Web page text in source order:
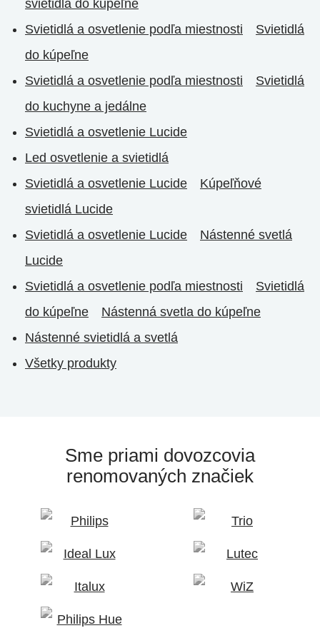
svietidlá do kúpeľne
Svietidlá a osvetlenie podľa miestnosti
Svietidlá
do kúpeľne
Svietidlá a osvetlenie podľa miestnosti
Svietidlá
do kuchyne a jedálne
Svietidlá a osvetlenie Lucide
Led osvetlenie a svietidlá
Svietidlá a osvetlenie Lucide
Kúpeľňové
svietidlá Lucide
Svietidlá a osvetlenie Lucide
Nástenné svetlá
Lucide
Svietidlá a osvetlenie podľa miestnosti
Svietidlá
do kúpeľne
Nástenná svetla do kúpeľne
Nástenné svietidlá a svetlá
Všetky produkty
Sme priami dovozcovia
renomovaných značiek